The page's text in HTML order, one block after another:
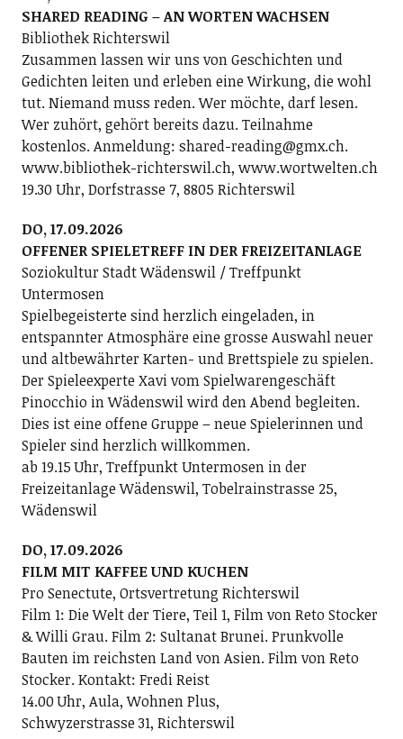
SHARED READING – AN WORTEN WACHSEN
Bibliothek Richterswil
Zusammen lassen wir uns von Geschichten und
Gedichten leiten und erleben eine Wirkung, die wohl
tut. Niemand muss reden. Wer möchte, darf lesen.
Wer zuhört, gehört bereits dazu. Teilnahme
kostenlos. Anmeldung: shared-reading@gmx.ch.
www.bibliothek-richterswil.ch, www.wortwelten.ch
19.30 Uhr, Dorfstrasse 7, 8805 Richterswil
DO, 17.09.2026
OFFENER SPIELETREFF IN DER FREIZEITANLAGE
Soziokultur Stadt Wädenswil / Treffpunkt
Untermosen
Spielbegeisterte sind herzlich eingeladen, in
entspannter Atmosphäre eine grosse Auswahl neuer
und altbewährter Karten- und Brettspiele zu spielen.
Der Spieleexperte Xavi vom Spielwarengeschäft
Pinocchio in Wädenswil wird den Abend begleiten.
Dies ist eine offene Gruppe – neue Spielerinnen und
Spieler sind herzlich willkommen.
ab 19.15 Uhr, Treffpunkt Untermosen in der
Freizeitanlage Wädenswil, Tobelrainstrasse 25,
Wädenswil
DO, 17.09.2026
FILM MIT KAFFEE UND KUCHEN
Pro Senectute, Ortsvertretung Richterswil
Film 1: Die Welt der Tiere, Teil 1, Film von Reto Stocker
& Willi Grau. Film 2: Sultanat Brunei. Prunkvolle
Bauten im reichsten Land von Asien. Film von Reto
Stocker. Kontakt: Fredi Reist
14.00 Uhr, Aula, Wohnen Plus,
Schwyzerstrasse 31, Richterswil